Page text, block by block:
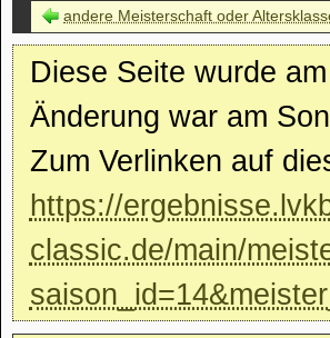
andere Meisterschaft oder
Diese Seite wurde
Änderung war am
Zum Verlinken auf
https://
classic.de/main/